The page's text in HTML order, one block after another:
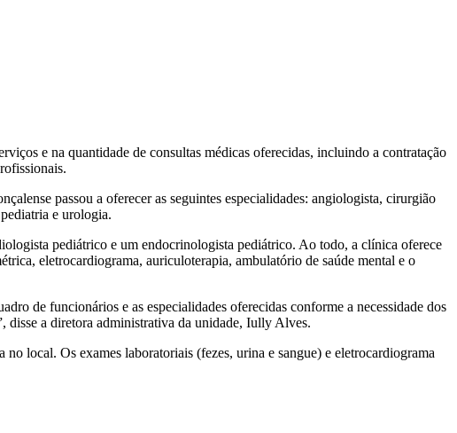
e na quantidade de consultas médicas oferecidas, incluindo a contratação
passou a oferecer as seguintes especialidades: angiologista, cirurgião
e urologia.
pediátrico e um endocrinologista pediátrico. Ao todo, a clínica oferece
eletrocardiograma, auriculoterapia, ambulatório de saúde mental e o
de funcionários e as especialidades oferecidas conforme a necessidade dos
disse a diretora administrativa da unidade, Iully Alves.
local. Os exames laboratoriais (fezes, urina e sangue) e eletrocardiograma